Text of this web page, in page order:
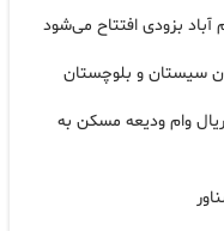
بزودی افتتاح می‌شود
سیستان و بلوچستان
بیش از ۲۲۰۰ میلیارد ریال وام ودیعه مسکن به